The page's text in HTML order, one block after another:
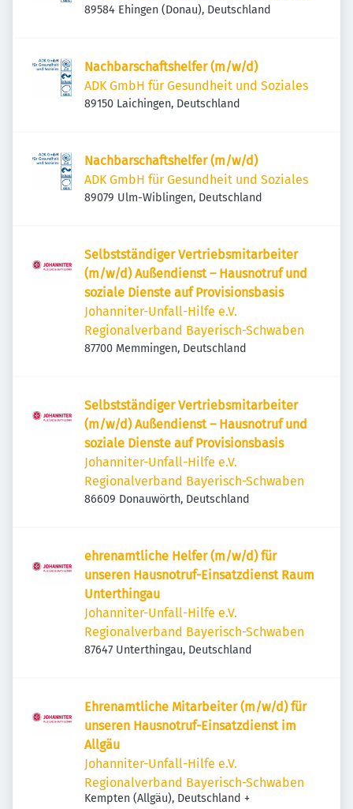
89584 Ehingen (Donau), Deutschland
Nachbarschaftshelfer (m/w/d)
ADK GmbH für Gesundheit und Soziales
89150 Laichingen, Deutschland
Nachbarschaftshelfer (m/w/d)
ADK GmbH für Gesundheit und Soziales
89079 Ulm-Wiblingen, Deutschland
Selbstständiger Vertriebsmitarbeiter
(m/w/d) Außendienst – Hausnotruf und
soziale Dienste auf Provisionsbasis
Johanniter-Unfall-Hilfe e.V.
Regionalverband Bayerisch-Schwaben
87700 Memmingen, Deutschland
Selbstständiger Vertriebsmitarbeiter
(m/w/d) Außendienst – Hausnotruf und
soziale Dienste auf Provisionsbasis
Johanniter-Unfall-Hilfe e.V.
Regionalverband Bayerisch-Schwaben
86609 Donauwörth, Deutschland
ehrenamtliche Helfer (m/w/d) für
unseren Hausnotruf-Einsatzdienst Raum
Unterthingau
Johanniter-Unfall-Hilfe e.V.
Regionalverband Bayerisch-Schwaben
87647 Unterthingau, Deutschland
Ehrenamtliche Mitarbeiter (m/w/d) für
unseren Hausnotruf-Einsatzdienst im
Allgäu
Johanniter-Unfall-Hilfe e.V.
Regionalverband Bayerisch-Schwaben
Kempten (Allgäu), Deutschland +